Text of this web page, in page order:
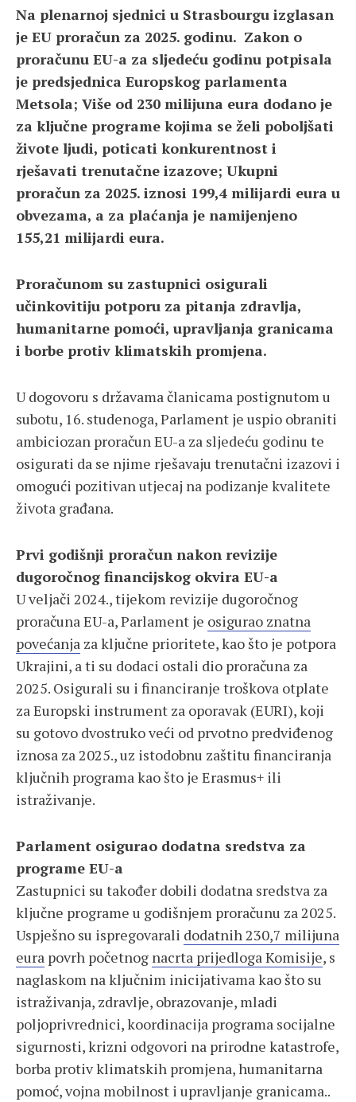
Na plenarnoj sjednici u Strasbourgu izglasan
je EU proračun za 2025. godinu. Zakon o
proračunu EU-a za sljedeću godinu potpisala
je predsjednica Europskog parlamenta
Metsola; Više od 230 milijuna eura dodano je
za ključne programe kojima se želi poboljšati
živote ljudi, poticati konkurentnost i
rješavati trenutačne izazove; Ukupni
proračun za 2025. iznosi 199,4 milijardi eura u
obvezama, a za plaćanja je namijenjeno
155,21 milijardi eura.
Proračunom su zastupnici osigurali
učinkovitiju potporu za pitanja zdravlja,
humanitarne pomoći, upravljanja granicama
i borbe protiv klimatskih promjena.
U dogovoru s državama članicama postignutom u
subotu, 16. studenoga, Parlament je uspio obraniti
ambiciozan proračun EU-a za sljedeću godinu te
osigurati da se njime rješavaju trenutačni izazovi i
omogući pozitivan utjecaj na podizanje kvalitete
života građana.
Prvi godišnji proračun nakon revizije
dugoročnog financijskog okvira EU-a
U veljači 2024., tijekom revizije dugoročnog
proračuna EU-a, Parlament je osigurao znatna
povećanja za ključne prioritete, kao što je potpora
Ukrajini, a ti su dodaci ostali dio proračuna za
2025. Osigurali su i financiranje troškova otplate
za Europski instrument za oporavak (EURI), koji
su gotovo dvostruko veći od prvotno predviđenog
iznosa za 2025., uz istodobnu zaštitu financiranja
ključnih programa kao što je Erasmus+ ili
istraživanje.
Parlament osigurao dodatna sredstva za
programe EU-a
Zastupnici su također dobili dodatna sredstva za
ključne programe u godišnjem proračunu za 2025.
Uspješno su ispregovarali dodatnih 230,7 milijuna
eura povrh početnog nacrta prijedloga Komisije, s
naglaskom na ključnim inicijativama kao što su
istraživanja, zdravlje, obrazovanje, mladi
poljoprivrednici, koordinacija programa socijalne
sigurnosti, krizni odgovori na prirodne katastrofe,
borba protiv klimatskih promjena, humanitarna
pomoć, vojna mobilnost i upravljanje granicama..